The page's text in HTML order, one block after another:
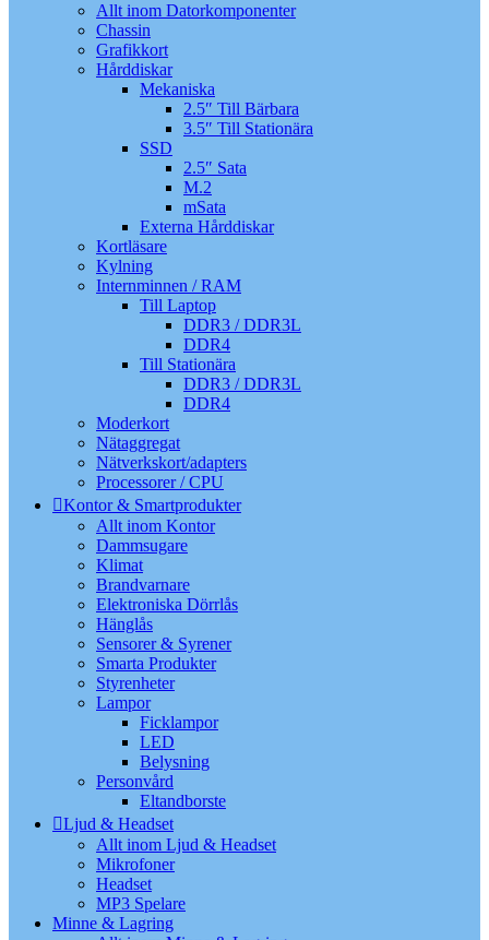
Allt inom Datorkomponenter
Chassin
Grafikkort
Hårddiskar
Mekaniska
2.5″ Till Bärbara
3.5″ Till Stationära
SSD
2.5″ Sata
M.2
mSata
Externa Hårddiskar
Kortläsare
Kylning
Internminnen / RAM
Till Laptop
DDR3 / DDR3L
DDR4
Till Stationära
DDR3 / DDR3L
DDR4
Moderkort
Nätaggregat
Nätverkskort/adapters
Processorer / CPU
Kontor & Smartprodukter
Allt inom Kontor
Dammsugare
Klimat
Brandvarnare
Elektroniska Dörrlås
Hänglås
Sensorer & Syrener
Smarta Produkter
Styrenheter
Lampor
Ficklampor
LED
Belysning
Personvård
Eltandborste
Ljud & Headset
Allt inom Ljud & Headset
Mikrofoner
Headset
MP3 Spelare
Minne & Lagring